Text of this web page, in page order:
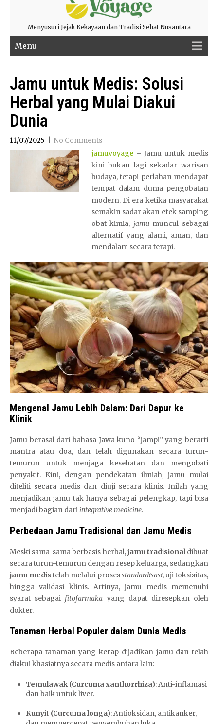
Menyusuri Jejak Kekayaan dan Tradisi Sehat Nusantara
Menu
Jamu untuk Medis: Solusi
Herbal yang Mulai Diakui
Dunia
11/07/2025
No Comments
jamuvoyage– Jamu untuk medis
kini bukan lagi sekadar warisan
budaya, tetapi perlahan mendapat
tempat dalam dunia pengobatan
modern. Di era ketika masyarakat
semakin sadar akan efek samping
obat kimia, jamumuncul sebagai
alternatif yang alami, aman, dan
mendalam secara terapi.
Mengenal Jamu Lebih Dalam: Dari Dapur ke
Klinik
Jamu berasal dari bahasa Jawa kuno “jampi” yang berarti
mantra atau doa, dan telah digunakan secara turun-
temurun untuk menjaga kesehatan dan mengobati
penyakit. Kini, dengan pendekatan ilmiah, jamu mulai
diteliti secara medis dan diuji secara klinis. Inilah yang
menjadikan jamu tak hanya sebagai pelengkap, tapi bisa
menjadi bagian dari integrative medicine.
Perbedaan Jamu Tradisional dan Jamu Medis
Meski sama-sama berbasis herbal,jamu tradisionaldibuat
secara turun-temurun dengan resep keluarga, sedangkan
jamu medis telah melalui prosesstandardisasi, uji toksisitas,
hingga validasi klinis. Artinya, jamu medis memenuhi
syarat sebagai fitofarmaka yang dapat diresepkan oleh
dokter.
Tanaman Herbal Populer dalam Dunia Medis
Beberapa tanaman yang kerap dijadikan jamu dan telah
diakui khasiatnya secara medis antara lain:
Temulawak (Curcuma xanthorrhiza): Anti-inflamasi
dan baik untuk liver.
Kunyit (Curcuma longa): Antioksidan, antikanker,